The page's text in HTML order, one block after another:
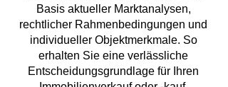
Basis aktueller Marktanalysen,
rechtlicher Rahmenbedingungen und
individueller Objektmerkmale. So
erhalten Sie eine verlässliche
Entscheidungsgrundlage für Ihren